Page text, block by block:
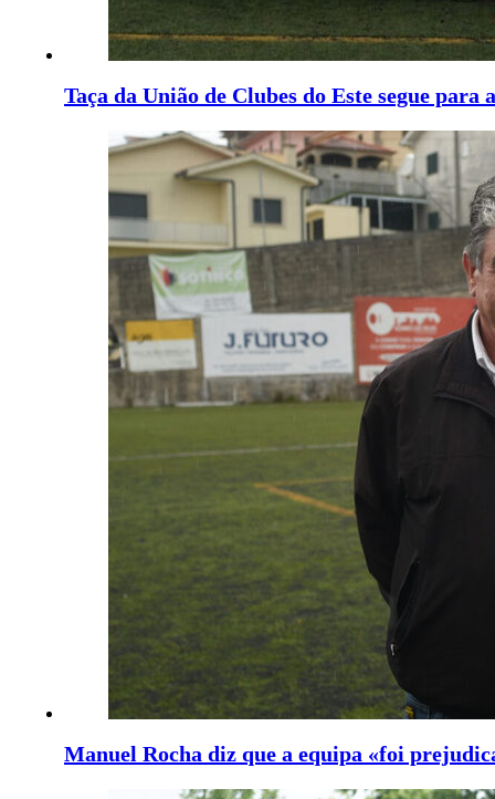
Taça da União de Clubes do Este segue para
Manuel Rocha diz que a equipa «foi